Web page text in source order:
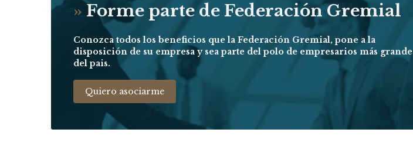
» Forme parte de Federación Gremial
Conozca todos los beneficios que la Federación Gremial, pone a la
disposición de su empresa y sea parte del polo de empresarios más grande
del pais.
Quiero asociarme